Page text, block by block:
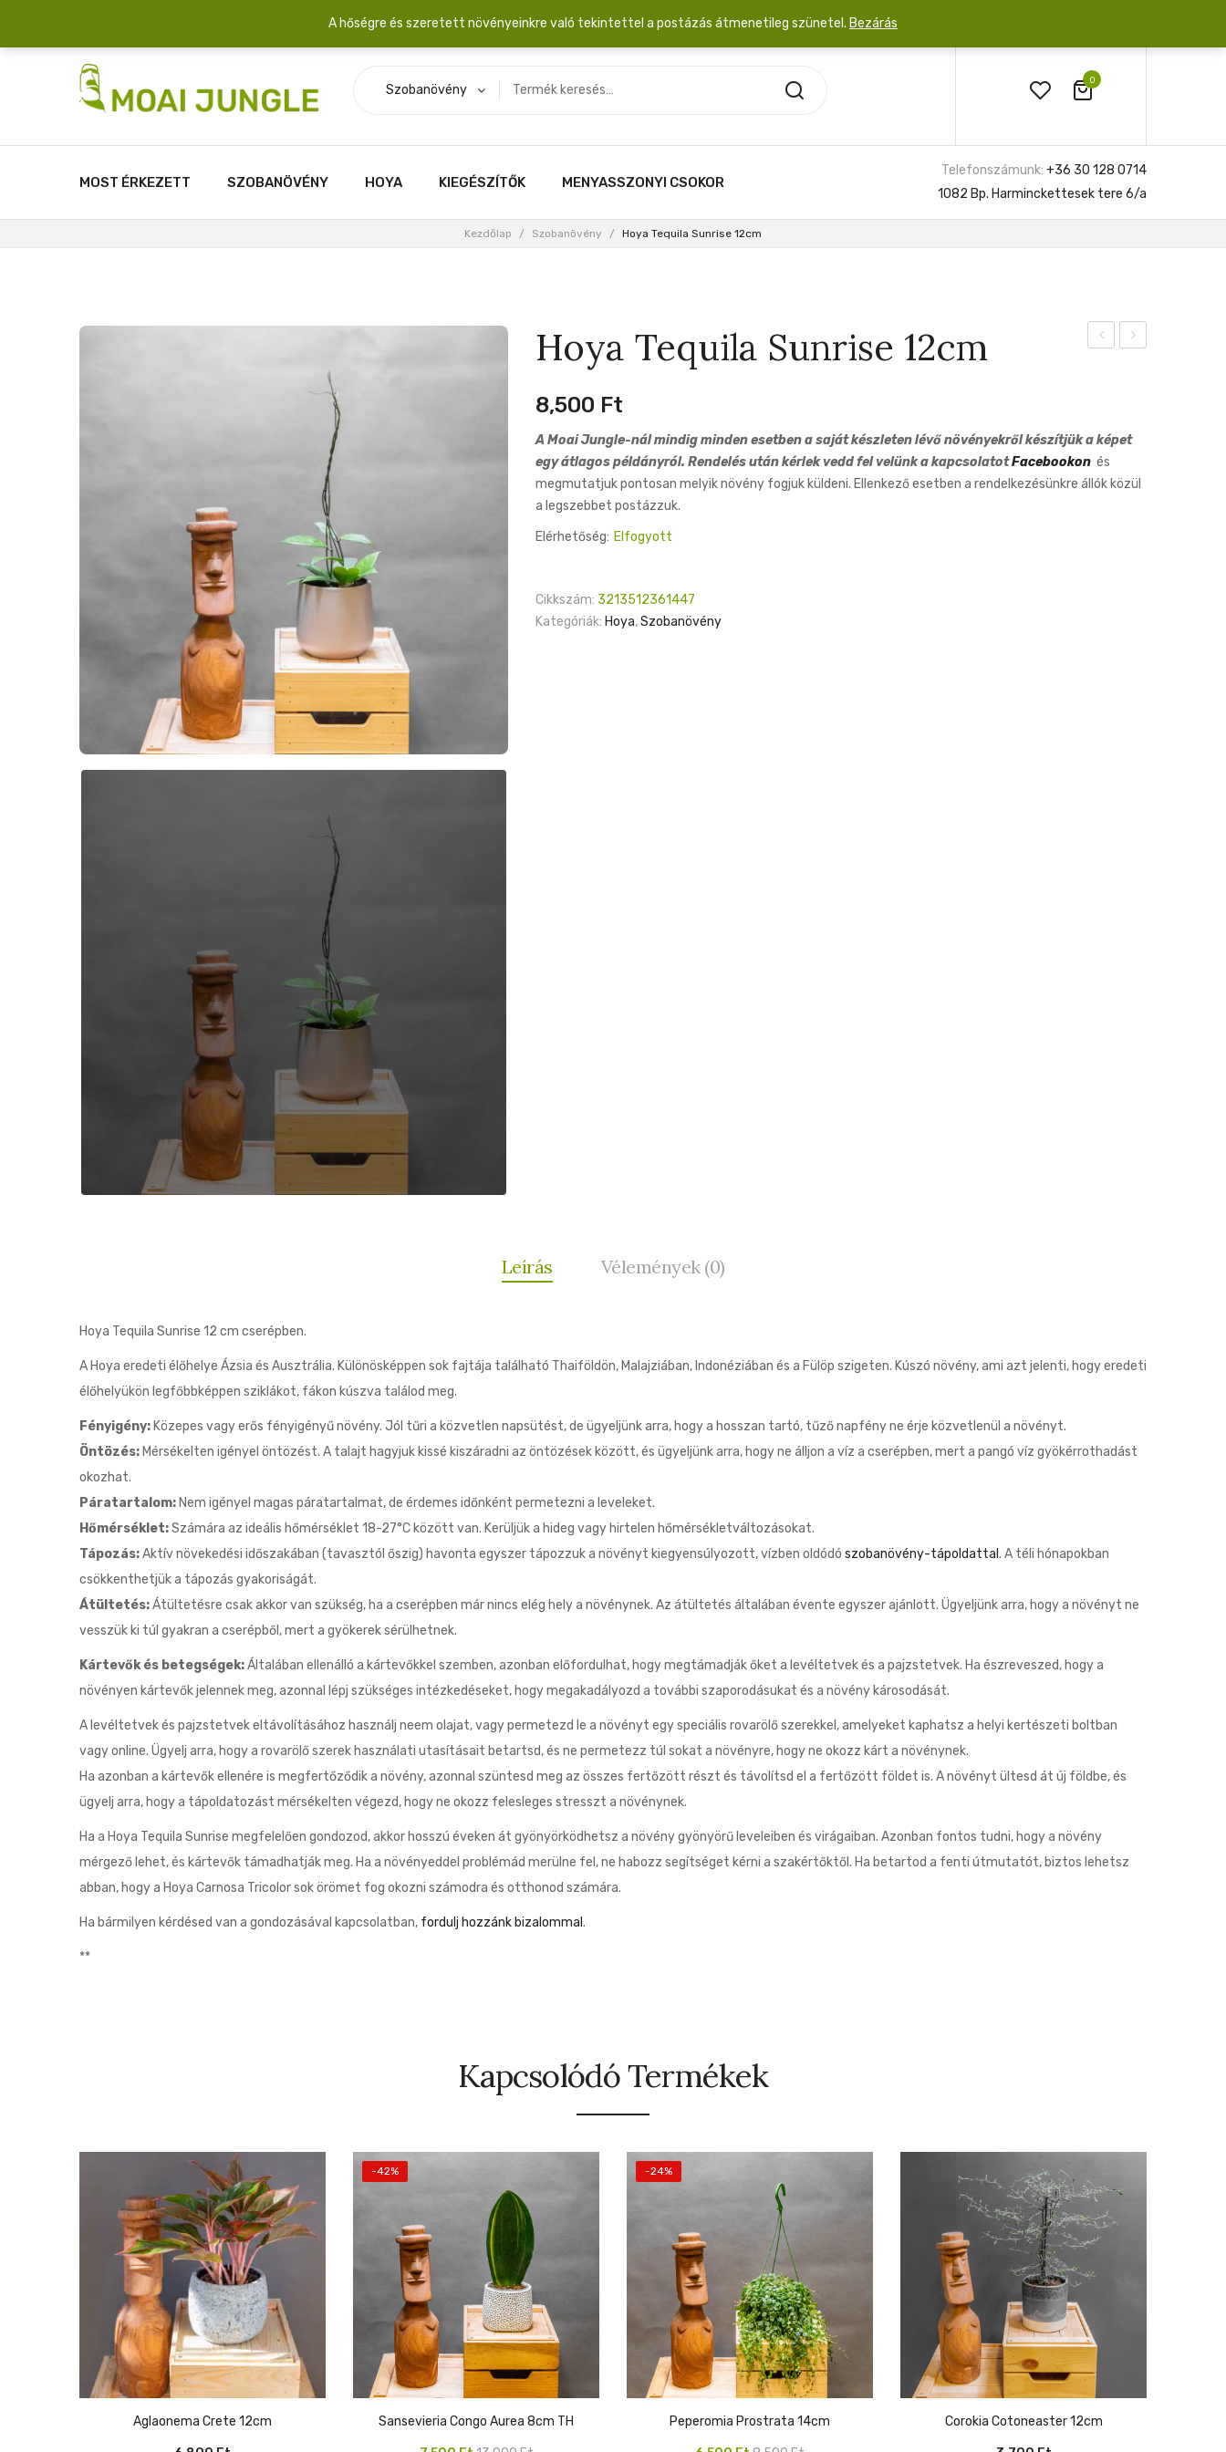
Szállítási díj: 2.200 Ft/csomag átlagosan 3-5 növény fér egy dobozba. 20.000 Ft érték felett INGYEN posta!
0
Szobanövény
MOST ÉRKEZETT SZOBANÖVÉNY HOYA KIEGÉSZÍTŐK MENYASSZONYI CSOKOR
Telefonszámunk: +36 30 128 0714
1082 Bp. Harminckettesek tere 6/a
Kezdőlap / Szobanövény / Hoya Tequila Sunrise 12cm
Hoya Tequila Sunrise 12cm
8,500 Ft
A Moai Jungle-nál mindig minden esetben a saját készleten lévő növényekről készítjük a képet
egy átlagos példányról. Rendelés után kérlek vedd fel velünk a kapcsolatotFacebookon és
megmutatjuk pontosan melyik növény fogjuk küldeni. Ellenkező esetben a rendelkezésünkre állók közül
a legszebbet postázzuk.
Elérhetőség: Elfogyott
Cikkszám: 3213512361447
Kategóriák: Hoya,Szobanövény
Leírás Vélemények (0)
Hoya Tequila Sunrise 12 cm cserépben.
A Hoya eredeti élőhelye Ázsia és Ausztrália. Különösképpen sok fajtája található Thaiföldön, Malajziában, Indonéziában és a Fülöp szigeten. Kúszó növény, ami azt jelenti, hogy eredeti
élőhelyükön legfőbbképpen sziklákot, fákon kúszva találod meg.
Fényigény: Közepes vagy erős fényigényű növény. Jól tűri a közvetlen napsütést, de ügyeljünk arra, hogy a hosszan tartó, tűző napfény ne érje közvetlenül a növényt.
Öntözés: Mérsékelten igényel öntözést. A talajt hagyjuk kissé kiszáradni az öntözések között, és ügyeljünk arra, hogy ne álljon a víz a cserépben, mert a pangó víz gyökérrothadást
okozhat.
Páratartalom: Nem igényel magas páratartalmat, de érdemes időnként permetezni a leveleket.
Hőmérséklet:Számára az ideális hőmérséklet 18-27°C között van. Kerüljük a hideg vagy hirtelen hőmérsékletváltozásokat.
Tápozás:Aktív növekedési időszakában (tavasztól őszig) havonta egyszer tápozzuk a növényt kiegyensúlyozott, vízben oldódó szobanövény-tápoldattal . A téli hónapokban
csökkenthetjük a tápozás gyakoriságát.
Átültetés:Átültetésre csak akkor van szükség, ha a cserépben már nincs elég hely a növénynek. Az átültetés általában évente egyszer ajánlott. Ügyeljünk arra, hogy a növényt ne
vesszük ki túl gyakran a cserépből, mert a gyökerek sérülhetnek.
Kártevők és betegségek:Általában ellenálló a kártevőkkel szemben, azonban előfordulhat, hogy megtámadják őket a levéltetvek és a pajzstetvek. Ha észreveszed, hogy a
növényen kártevők jelennek meg, azonnal lépj szükséges intézkedéseket, hogy megakadályozd a további szaporodásukat és a növény károsodását.
A levéltetvek és pajzstetvek eltávolításához használj neem olajat, vagy permetezd le a növényt egy speciális rovarölő szerekkel, amelyeket kaphatsz a helyi kertészeti boltban
vagy online. Ügyelj arra, hogy a rovarölő szerek használati utasításait betartsd, és ne permetezz túl sokat a növényre, hogy ne okozz kárt a növénynek.
Ha azonban a kártevők ellenére is megfertőződik a növény, azonnal szüntesd meg az összes fertőzött részt és távolítsd el a fertőzött földet is. A növényt ültesd át új földbe, és
ügyelj arra, hogy a tápoldatozást mérsékelten végezd, hogy ne okozz felesleges stresszt a növénynek.
Ha a Hoya Tequila Sunrise megfelelően gondozod, akkor hosszú éveken át gyönyörködhetsz a növény gyönyörű leveleiben és virágaiban. Azonban fontos tudni, hogy a növény
mérgező lehet, és kártevők támadhatják meg. Ha a növényeddel problémád merülne fel, ne habozz segítséget kérni a szakértőktől. Ha betartod a fenti útmutatót, biztos lehetsz
abban, hogy a Hoya Carnosa Tricolor sok örömet fog okozni számodra és otthonod számára.
Ha bármilyen kérdésed van a gondozásával kapcsolatban, fordulj hozzánk bizalommal .
**
Kapcsolódó Termékek
Aglaonema Crete 12cm
-42%
Sansevieria Congo Aurea 8cm TH
-24%
Peperomia Prostrata 14cm Corokia Cotoneaster 12cm
A hőségre és szeretett növényeinkre való tekintettel a postázás átmenetileg szünetel. Bezárás